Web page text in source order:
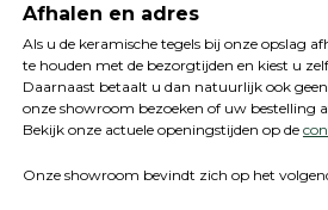
Afhalen en adres
Als u de keramische tegels bij onze opslag
te houden met de bezorgtijden en kiest u
Daarnaast betaalt u dan natuurlijk ook
onze showroom bezoeken of uw bestelling
Bekijk onze actuele openingstijden op de
Onze showroom bevindt zich op het